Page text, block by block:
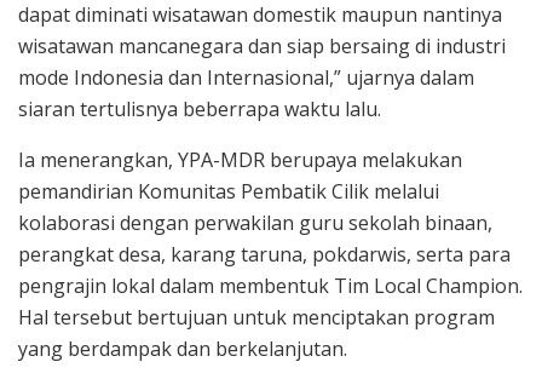
dapat diminati wisatawan domestik maupun nantinya
wisatawan mancanegara dan siap bersaing di industri
mode Indonesia dan Internasional,” ujarnya dalam
siaran tertulisnya beberrapa waktu lalu.
Ia menerangkan, YPA-MDR berupaya melakukan
pemandirian Komunitas Pembatik Cilik melalui
kolaborasi dengan perwakilan guru sekolah binaan,
perangkat desa, karang taruna, pokdarwis, serta para
pengrajin lokal dalam membentuk Tim Local Champion.
Hal tersebut bertujuan untuk menciptakan program
yang berdampak dan berkelanjutan.